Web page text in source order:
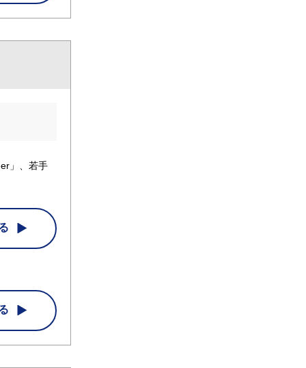
」、若手